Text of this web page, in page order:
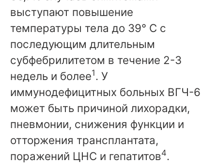
выступают повышение
температуры тела до 39° C с
последующим длительным
субфебрилитетом в течение 2-3
недель и более1. У
иммунодефицитных больных ВГЧ-6
может быть причиной лихорадки,
пневмонии, снижения функции и
отторжения трансплантата,
поражений ЦНС и гепатитов4.